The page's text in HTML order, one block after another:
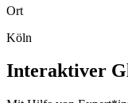
Ort
Köln
Interaktiver